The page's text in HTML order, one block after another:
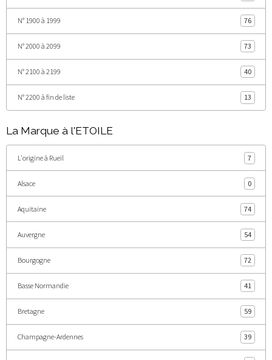
N° 1900 à 1999 76
N° 2000 à 2099 73
N° 2100 à 2199 40
N° 2200 à fin de liste 13
La Marque à l'ETOILE
L'origine à Rueil 7
Alsace 0
Aquitaine 74
Auvergne 54
Bourgogne 72
Basse Normandie 41
Bretagne 59
Champagne-Ardennes 39